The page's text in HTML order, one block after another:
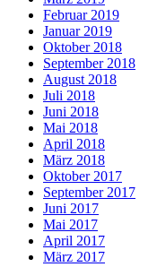
Februar 2019
Januar 2019
Oktober 2018
September 2018
August 2018
Juli 2018
Juni 2018
Mai 2018
April 2018
März 2018
Oktober 2017
September 2017
Juni 2017
Mai 2017
April 2017
März 2017